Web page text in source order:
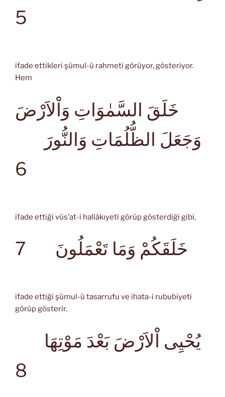
5
ifade ettikleri şümul-ü rahmeti görüyor, gösteriyor.
Hem
خَلَقَ السَّمٰوَاتِ وَاْلاَرْضَ
وَجَعَلَ الظُّلُمَاتِ وَالنُّورَ
6
ifade ettiği vüs’at-i hallâkıyeti görüp gösterdiği gibi,
خَلَقَكُمْ وَمَا تَعْمَلُونَ 7
ifade ettiği şümul-ü tasarrufu ve ihata-i rububiyeti
görüp gösterir.
يُحْيِى اْلاَرْضَ بَعْدَ مَوْتِهَا
8